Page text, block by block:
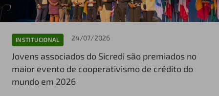
INSTITUCIONAL 24/07/2026
Jovens associados do Sicredi são premiados no
maior evento de cooperativismo de crédito do
mundo em 2026